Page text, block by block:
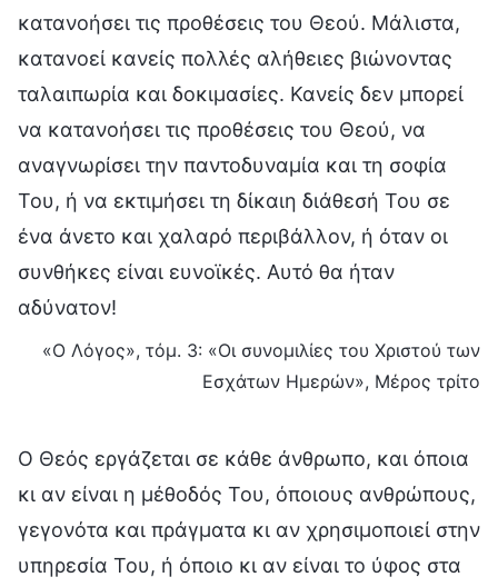
κατανοήσει τις προθέσεις του Θεού. Μάλιστα,
κατανοεί κανείς πολλές αλήθειες βιώνοντας
ταλαιπωρία και δοκιμασίες. Κανείς δεν μπορεί
να κατανοήσει τις προθέσεις του Θεού, να
αναγνωρίσει την παντοδυναμία και τη σοφία
Του, ή να εκτιμήσει τη δίκαιη διάθεσή Του σε
ένα άνετο και χαλαρό περιβάλλον, ή όταν οι
συνθήκες είναι ευνοϊκές. Αυτό θα ήταν
αδύνατον!
«Ο Λόγος», τόμ. 3: «Οι συνομιλίες του Χριστού των
Εσχάτων Ημερών», Μέρος τρίτο
Ο Θεός εργάζεται σε κάθε άνθρωπο, και όποια
κι αν είναι η μέθοδός Του, όποιους ανθρώπους,
γεγονότα και πράγματα κι αν χρησιμοποιεί στην
υπηρεσία Του, ή όποιο κι αν είναι το ύφος στα